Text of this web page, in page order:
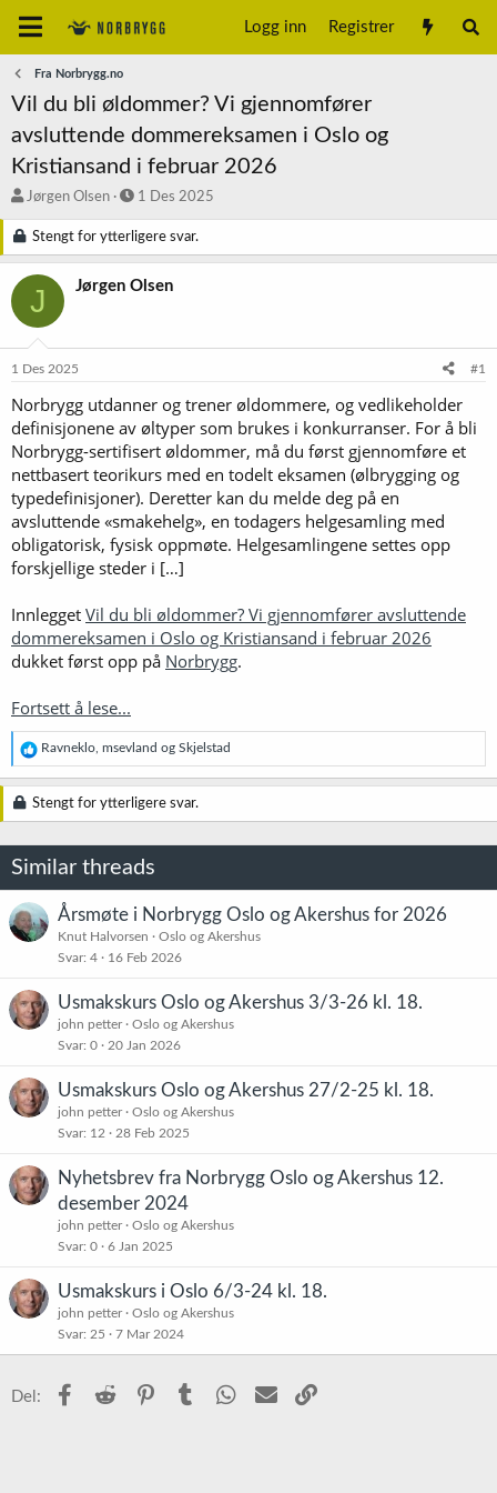
Logg inn Registrer
Fra Norbrygg.no
Vil du bli øldommer? Vi gjennomfører
avsluttende dommereksamen i Oslo og
Kristiansand i februar 2026
T
å
d
s
e
Jørgen Olsen
S
a
r
t
d
1 Des 2025
Stengt for ytterligere svar.
J Jørgen Olsen
1 Des 2025 #1
Norbrygg utdanner og trener øldommere, og vedlikeholder
definisjonene av øltyper som brukes i konkurranser. For å bli
Norbrygg-sertifisert øldommer, må du først gjennomføre et
nettbasert teorikurs med en todelt eksamen (ølbrygging og
typedefinisjoner). Deretter kan du melde deg på en
avsluttende «smakehelg», en todagers helgesamling med
obligatorisk, fysisk oppmøte. Helgesamlingene settes opp
forskjellige steder i […]
Innlegget Vil du bli øldommer? Vi gjennomfører avsluttende
dommereksamen i Oslo og Kristiansand i februar 2026
dukket først opp på Norbrygg.
Fortsett å lese...
R
e
a
k
n
e
r
:
Ravneklo msevland og Skjelstad
Stengt for ytterligere svar.
Similar threads
Årsmøte i Norbrygg Oslo og Akershus for 2026
Knut Halvorsen
Oslo og Akershus
Svar 4 16 Feb 2026
Usmakskurs Oslo og Akershus 3/3-26 kl. 18.
john petter
Oslo og Akershus
Svar 0 20 Jan 2026
Usmakskurs Oslo og Akershus 27/2-25 kl. 18.
john petter
Oslo og Akershus
Svar 12 28 Feb 2025
Nyhetsbrev fra Norbrygg Oslo og Akershus 12.
desember 2024
john petter
Oslo og Akershus
Svar 0 6 Jan 2025
Usmakskurs i Oslo 6/3-24 kl. 18.
john petter
Oslo og Akershus
Svar 25 7 Mar 2024
Del: Facebook
Reddit PinterestTumblr WhatsApp
E-post